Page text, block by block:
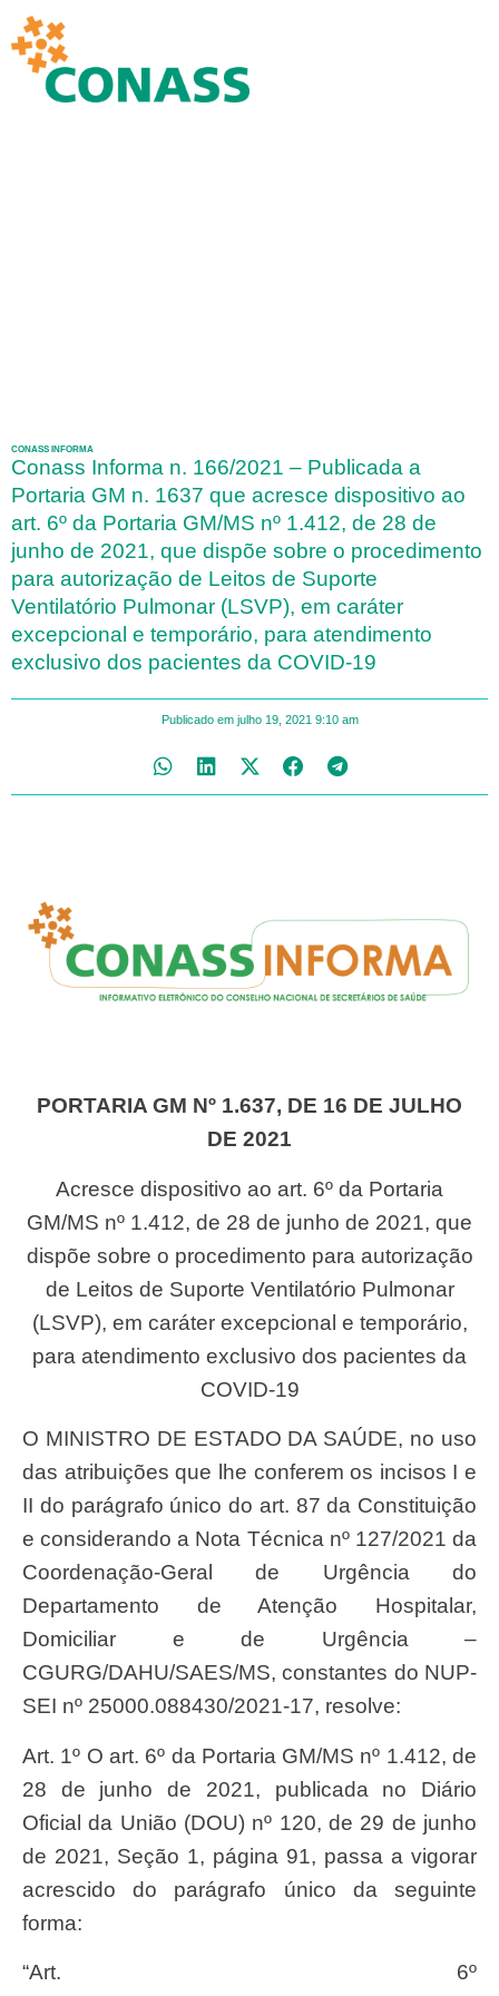
CONASS INFORMA
Conass Informa n. 166/2021 – Publicada a
Portaria GM n. 1637 que acresce dispositivo ao
art. 6º da Portaria GM/MS nº 1.412, de 28 de
junho de 2021, que dispõe sobre o procedimento
para autorização de Leitos de Suporte
Ventilatório Pulmonar (LSVP), em caráter
excepcional e temporário, para atendimento
exclusivo dos pacientes da COVID-19
Publicado em julho 19, 2021 9:10 am
PORTARIA GM Nº 1.637, DE 16 DE JULHO
DE 2021
Acresce dispositivo ao art. 6º da Portaria
GM/MS nº 1.412, de 28 de junho de 2021, que
dispõe sobre o procedimento para autorização
de Leitos de Suporte Ventilatório Pulmonar
(LSVP), em caráter excepcional e temporário,
para atendimento exclusivo dos pacientes da
COVID-19
O MINISTRO DE ESTADO DA SAÚDE, no uso
das atribuições que lhe conferem os incisos I e
II do parágrafo único do art. 87 da Constituição
e considerando a Nota Técnica nº 127/2021 da
Coordenação-Geral de Urgência do
Departamento de Atenção Hospitalar,
Domiciliar e de Urgência –
CGURG/DAHU/SAES/MS, constantes do NUP-
SEI nº 25000.088430/2021-17, resolve:
Art. 1º O art. 6º da Portaria GM/MS nº 1.412, de
28 de junho de 2021, publicada no Diário
Oficial da União (DOU) nº 120, de 29 de junho
de 2021, Seção 1, página 91, passa a vigorar
acrescido do parágrafo único da seguinte
forma:
“Art. 6º